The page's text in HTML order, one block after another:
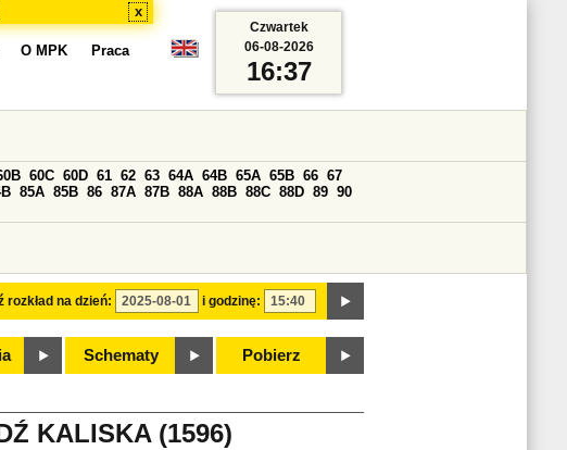
x
O MPK Praca
rozkład na dzień: i godzinę:
60C 60D 61 62 63 64A 64B 65A 65B 66 67
85A 85B 86 87A 87B 88A 88B 88C 88D 89 90
Schematy Pobierz
Czwartek
06-08-2026
16:37
KALISKA (1596)